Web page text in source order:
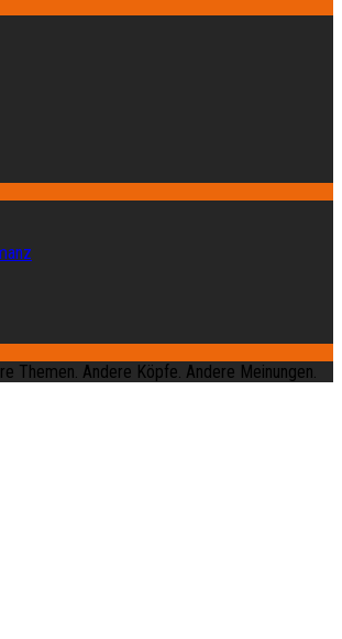
Themen. Andere Köpfe. Andere Meinungen.